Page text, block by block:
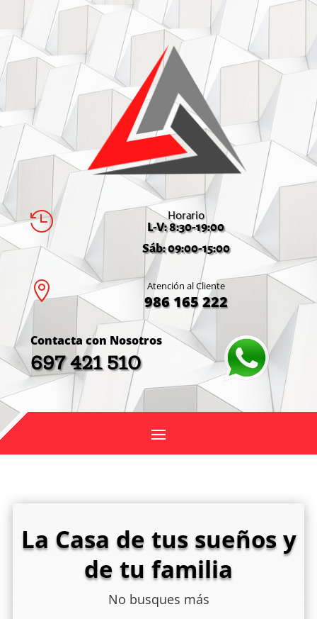
 Horario
L-V: 8:30-19:00
Sáb: 09:00-15:00
 Atención al Cliente
986 165 222
Contacta con Nosotros
697 421 510
La Casa de tus sueños y
de tu familia
No busques más